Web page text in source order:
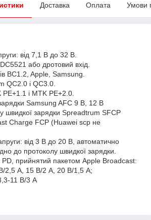
Доставка Оплата Умови
від 7,1 В до 32 В.
або дротовий вхід.
BC1.2, Apple, Samsung.
QC2.0 і QC3.0.
і MTK PE+2.0.
Samsung AFC 9 В, 12 В
швидкої зарядки Spreadtrum SFCP
Charge FCP (Huawei scp не
від 3 В до 20 В, автоматично
до протоколу швидкої зарядки.
PD, прийнятий пакетом Apple Broadcast:
2,5 А, 15 В/2 А, 20 В/1,5 А;
11 В/3 А